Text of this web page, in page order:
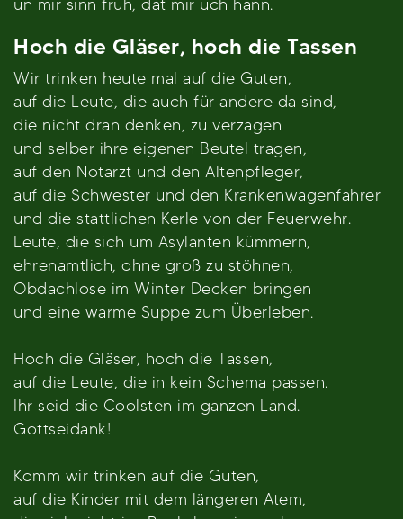
Hoch die Gläser, hoch die Tassen
Wir trinken heute mal auf die Guten,
auf die Leute, die auch für andere da sind,
die nicht dran denken, zu verzagen
und selber ihre eigenen Beutel tragen,
auf den Notarzt und den Altenpfleger,
auf die Schwester und den Krankenwagenfahrer
und die stattlichen Kerle von der Feuerwehr.
Leute, die sich um Asylanten kümmern,
ehrenamtlich, ohne groß zu stöhnen,
Obdachlose im Winter Decken bringen
und eine warme Suppe zum Überleben.
Hoch die Gläser, hoch die Tassen,
auf die Leute, die in kein Schema passen.
Ihr seid die Coolsten im ganzen Land.
Gottseidank!
Komm wir trinken auf die Guten,
auf die Kinder mit dem längeren Atem,